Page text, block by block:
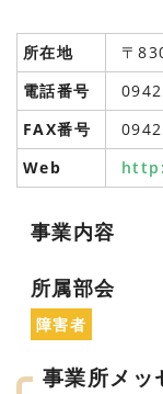
所在地
〒
電話番号
FAX番号
Web
事業内容
所属部会
障害者
事業所メッ